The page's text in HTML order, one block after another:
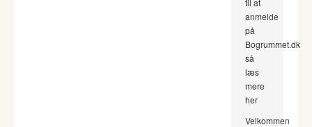
anmelde
på
Bogrummet.dk
så
læs
mere
her
Velkommen